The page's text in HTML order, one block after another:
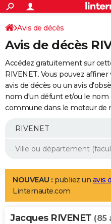
ACTUALITÉS
Politique
Société
Faits Divers
Education
Monde
Villes
+
SPORT
Coupe du monde 2026
Football
Tennis
Cyclisme
Rugby
Forum
Programme TV
TNT
Streaming
Cinéma
Sorties cinéma
Musique
+
FINANCE
Retraite
Epargne
Immobilier
Risques naturels par ville
Banque
Assurance
AUTO
Essais
Réserver un essai
Citadines
Berlines
SUV
Forum auto
+
Mobiles
Meilleur smartphone
Internet
Ordinateurs
Jeux vidéo
Guide high-tech
Aménagement intérieur
LIFESTYLE
Art de vivre
Bien-être
Loisirs
Mode
Modes de vie
Alimentation
Guide de la santé
Maladies
Médicaments
Sommeil
VOYAGE
Avis de décès
Avis de décès
Accédez gratuitement sur
RIVENET. Vous pouvez
avis de décès ou un avis
nom d'un défunt et/ou le nom
commune dans le moteur de
NOUVEAU : publiez un avis
Linternaute.com
Jacques RIVENET (85